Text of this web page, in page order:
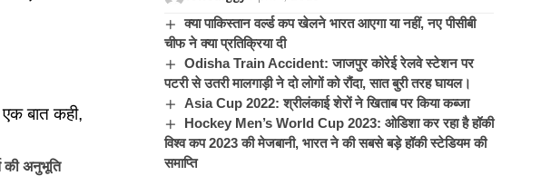
बात कही,
की अनुभूति
क्या पाकिस्तान वर्ल्ड कप खेलने भारत आएगा या नहीं, नए पीसीबी
चीफ ने क्या प्रतिक्रिया दी
Odisha Train Accident: जाजपुर कोरेई रेलवे स्टेशन पर
पटरी से उतरी मालगाड़ी ने दो लोगों को रौंदा, सात बुरी तरह घायल।
Asia Cup 2022: श्रीलंकाई शेरों ने खिताब पर किया कब्जा
Hockey Men’s World Cup 2023: ओडिशा कर रहा है हॉकी
विश्व कप 2023 की मेजबानी, भारत ने की सबसे बड़े हॉकी स्टेडियम की
समाप्ति